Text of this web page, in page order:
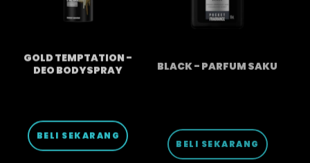
DEO BODYSPRAY
BELI SEKARANG